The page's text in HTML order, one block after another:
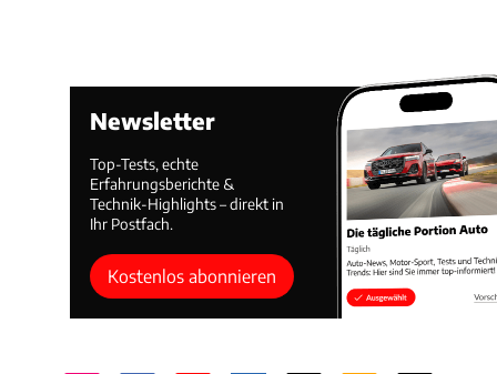
Newsletter
Top-Tests, echte
Erfahrungsberichte &
Technik-Highlights – direkt in
Ihr Postfach.
Kostenlos abonnieren